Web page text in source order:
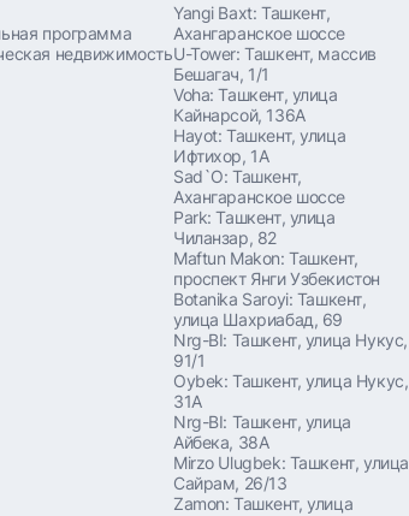
программа
недвижимость
Yangi Baxt: Ташкент,
Ахангаранское шоссе
U-Tower: Ташкент, массив
Бешагач, 1/1
Voha: Ташкент, улица
Кайнарсой, 136А
Hayot: Ташкент, улица
Ифтихор, 1А
Sad`O: Ташкент,
Ахангаранское шоссе
Park: Ташкент, улица
Чиланзар, 82
Maftun Makon: Ташкент,
проспект Янги Узбекистон
Botanika Saroyi: Ташкент,
улица Шахриабад, 69
Nrg-BI: Ташкент, улица Нукус,
91/1
Oybek: Ташкент, улица Нукус,
31A
Nrg-BI: Ташкент, улица
Айбека, 38А
Mirzo Ulugbek: Ташкент, улица
Сайрам, 26/13
Zamon: Ташкент, улица